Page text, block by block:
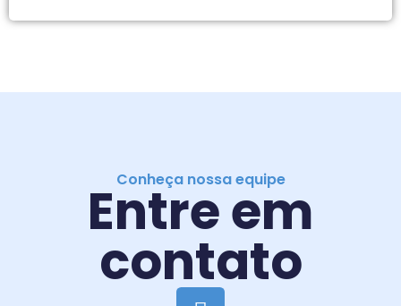
Conheça nossa equipe
Entre em
contato